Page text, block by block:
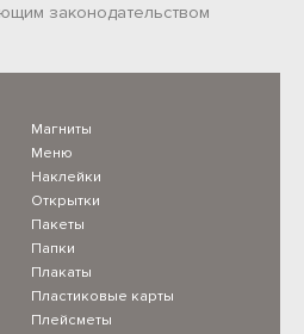
Магниты
Меню
Наклейки
Открытки
Пакеты
Папки
Плакаты
Пластиковые карты
Плейсметы
законодательством